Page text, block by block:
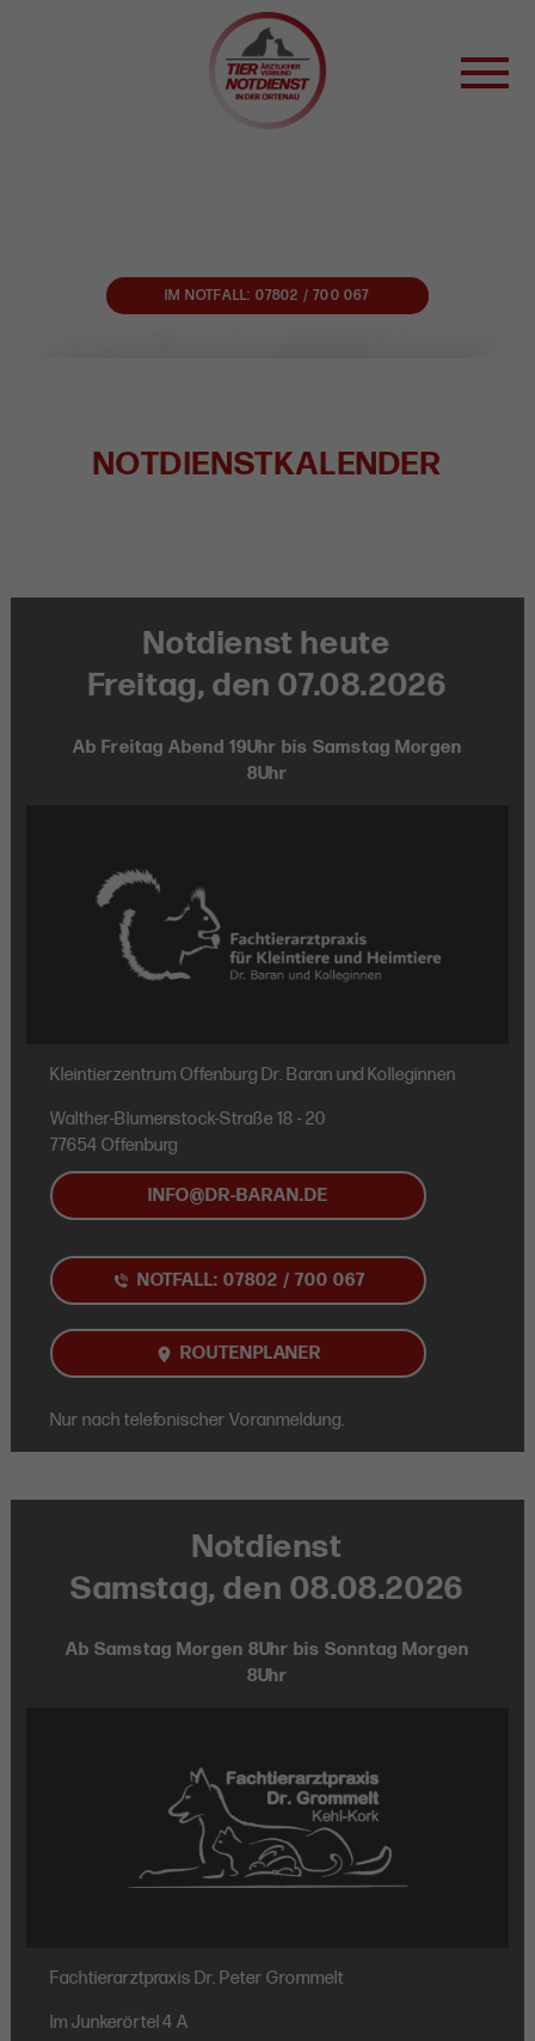
IM NOTFALL: 07802 / 700 067
NOTDIENSTKALENDER
Notdienst heute
Freitag, den 07.08.2026
Ab Freitag Abend 19Uhr bis Samstag Morgen
8Uhr
Kleintierzentrum Offenburg Dr. Baran und Kolleginnen
Walther-Blumenstock-Straße 18 - 20
77654 Offenburg
INFO@DR-BARAN.DE
NOTFALL: 07802 / 700 067
ROUTENPLANER
Nur nach telefonischer Voranmeldung.
Notdienst
Samstag, den 08.08.2026
Ab Samstag Morgen 8Uhr bis Sonntag Morgen
8Uhr
Fachtierarztpraxis Dr. Peter Grommelt
Im Junkerörtel 4 A